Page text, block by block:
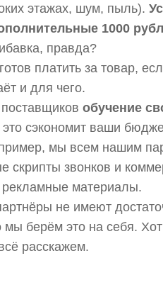
этажах, шум, пыль).
1000
правда?
платить за товар,
и для чего.
обучение
это сэкономит ваши
мы всем нашим
скрипты звонков и
материалы.
не имеют
мы берём это на себя.
расскажем.